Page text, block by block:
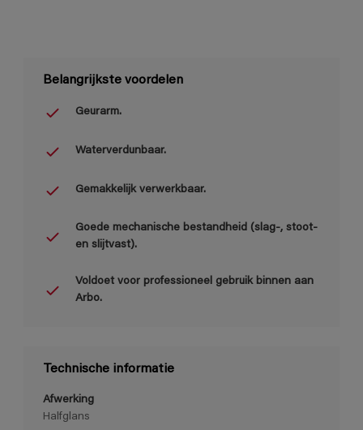
Belangrijkste voordelen
Geurarm.
Waterverdunbaar.
Gemakkelijk verwerkbaar.
Goede mechanische bestandheid (slag-, stoot-
en slijtvast).
Voldoet voor professioneel gebruik binnen aan
Arbo.
Technische informatie
Afwerking
Halfglans